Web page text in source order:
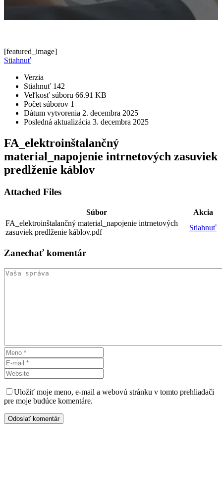
[featured_image]
Stiahnuť
Verzia
Stiahnuť 142
Veľkosť súboru 66.91 KB
Počet súborov 1
Dátum vytvorenia 2. decembra 2025
Posledná aktualizácia 3. decembra 2025
FA_elektroinštalančný
material_napojenie intrnetových zasuviek
predlženie káblov
Attached Files
Súbor
Akcia
FA_elektroinštalančný material_napojenie intrnetových
zasuviek predlženie káblov.pdf
Stiahnuť
Zanechať komentár
Uložiť moje meno, e-mail a webovú stránku v tomto prehliadači
pre moje budúce komentáre.
Odoslať komentár